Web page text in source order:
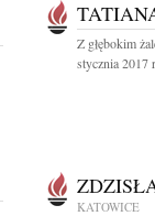
Z głębokim
stycznia 2017
KATOWICE